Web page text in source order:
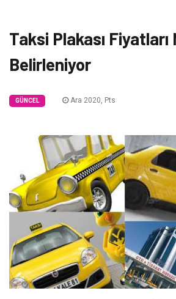
Taksi Plakası Fiyatları
Belirleniyor
GÜNCEL Ara 2020, Pts